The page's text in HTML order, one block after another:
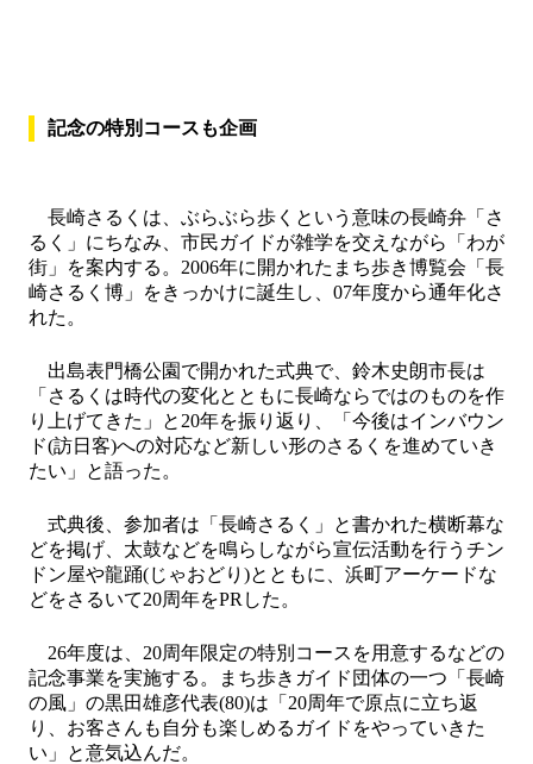
記念の特別コースも企画
長崎さるくは、ぶらぶら歩くという意味の長崎弁「さ
るく」にちなみ、市民ガイドが雑学を交えながら「わが
街」を案内する。2006年に開かれたまち歩き博覧会「長
崎さるく博」をきっかけに誕生し、07年度から通年化さ
れた。
出島表門橋公園で開かれた式典で、鈴木史朗市長は
「さるくは時代の変化とともに長崎ならではのものを作
り上げてきた」と20年を振り返り、「今後はインバウン
ド(訪日客)への対応など新しい形のさるくを進めていき
たい」と語った。
式典後、参加者は「長崎さるく」と書かれた横断幕な
どを掲げ、太鼓などを鳴らしながら宣伝活動を行うチン
ドン屋や龍踊(じゃおどり)とともに、浜町アーケードな
どをさるいて20周年をPRした。
26年度は、20周年限定の特別コースを用意するなどの
記念事業を実施する。まち歩きガイド団体の一つ「長崎
の風」の黒田雄彦代表(80)は「20周年で原点に立ち返
り、お客さんも自分も楽しめるガイドをやっていきた
い」と意気込んだ。